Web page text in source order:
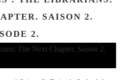
SAISON 2.
2.